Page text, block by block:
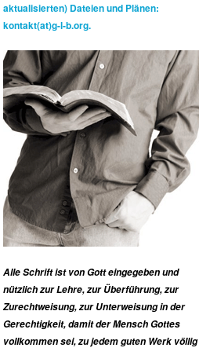
aktualisierten) Dateien und Plänen:
kontakt(at)g-l-b.org.
Alle Schrift ist von Gott eingegeben und
nützlich zur Lehre, zur Überführung, zur
Zurechtweisung, zur Unterweisung in der
Gerechtigkeit, damit der Mensch Gottes
vollkommen sei, zu jedem guten Werk völlig